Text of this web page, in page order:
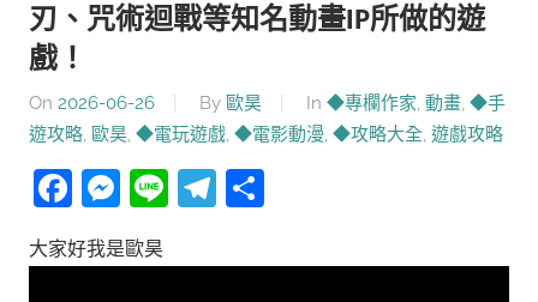
刃、咒術迴戰等知名動畫IP所做的遊
戲！
On 2026-06-26 By 歐昊 In ◆專欄作家, 動畫, ◆手
遊攻略, 歐昊, ◆電玩遊戲, ◆電影動漫, ◆攻略大全, 遊戲攻略
Facebook
Messenger
LineTelegram
大家好我是歐昊